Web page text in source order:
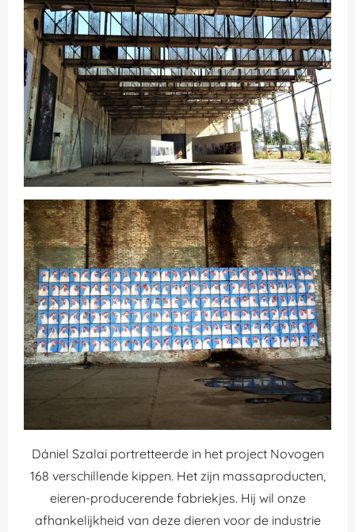
Dániel Szalai portretteerde in het project Novogen
168 verschillende kippen. Het zijn massaproducten,
eieren-producerende fabriekjes. Hij wil onze
afhankelijkheid van deze dieren voor de industrie